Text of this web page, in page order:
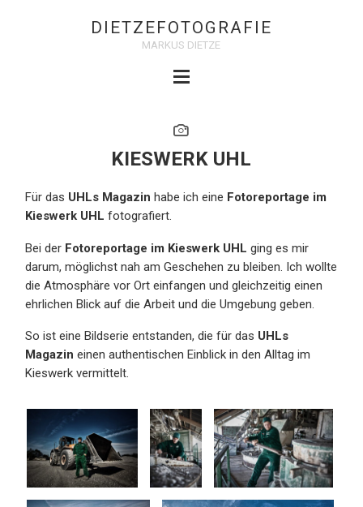
DIETZEFOTOGRAFIE
MARKUS DIETZE
KIESWERK UHL
Für das UHLs Magazin habe ich eine Fotoreportage im
Kieswerk UHL fotografiert.
Bei der Fotoreportage im Kieswerk UHL ging es mir
darum, möglichst nah am Geschehen zu bleiben. Ich wollte
die Atmosphäre vor Ort einfangen und gleichzeitig einen
ehrlichen Blick auf die Arbeit und die Umgebung geben.
So ist eine Bildserie entstanden, die für das UHLs
Magazin einen authentischen Einblick in den Alltag im
Kieswerk vermittelt.